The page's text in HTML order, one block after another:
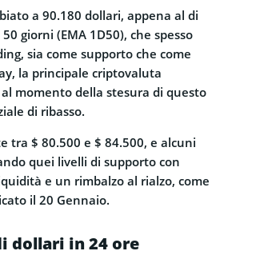
a 90.180 dollari, appena al di
giorni (EMA 1D50), che spesso
sia come supporto che come
la principale criptovaluta
momento della stesura di questo
di ribasso.
tra $ 80.500 e $ 84.500, e alcuni
quei livelli di supporto con
e un rimbalzo al rialzo, come
il 20 Gennaio.
dollari in 24 ore